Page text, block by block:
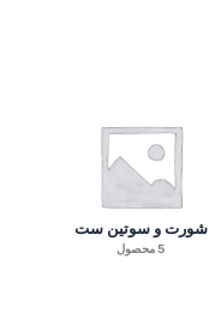
شورت و سوتین ست
5 محصول